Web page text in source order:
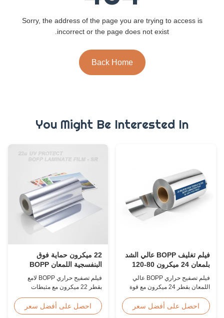
Sorry, the address of the page you are trying to access is
incorrect or the page does not exist.
Back Home
You Might Be Interested In
فيلم تغليف BOPP عالي الشد
بلمعان 24 ميكرون 80-120
درجة مئوية ما بعد الطباعةفيلم تصفيح حراري BOPP عالي
اللمعان بقطر 24 ميكرون مع قوة
حرارة التشغيل 80-120 درجة مئوية،
وسرعة تصفيح 60 م/دقيقة، مُحسّن
احصل على أفضل سعر
22 ميكرون حماية فوق
البنفسجية اللمعان BOPP
المصفوفة فيلم مقاوم للخدش
فيلم تصفيح حراري BOPP لامع
بقطر 22 ميكرون مع مثبطات
وطلاء صلب مقاوم للخدش، وعرض
2000 مم، ووضوح بصري ≥92%،
احصل على أفضل سعر